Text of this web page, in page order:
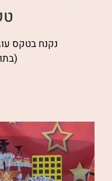
נקנח בטקס